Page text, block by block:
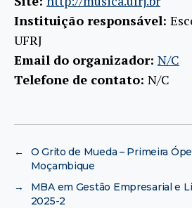
Instituição responsável:
UFRJ
Email do organizador: N/C
Telefone de contato: N/C
←
O Grito de Mueda – Primeira
Moçambique
→
MBA em Gestão Empresarial e
2025-2